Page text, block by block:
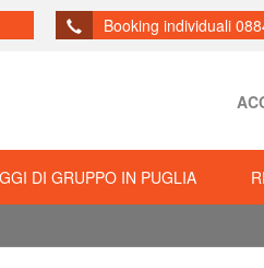
Booking individuali
DI GRUPPO IN PUGLIA